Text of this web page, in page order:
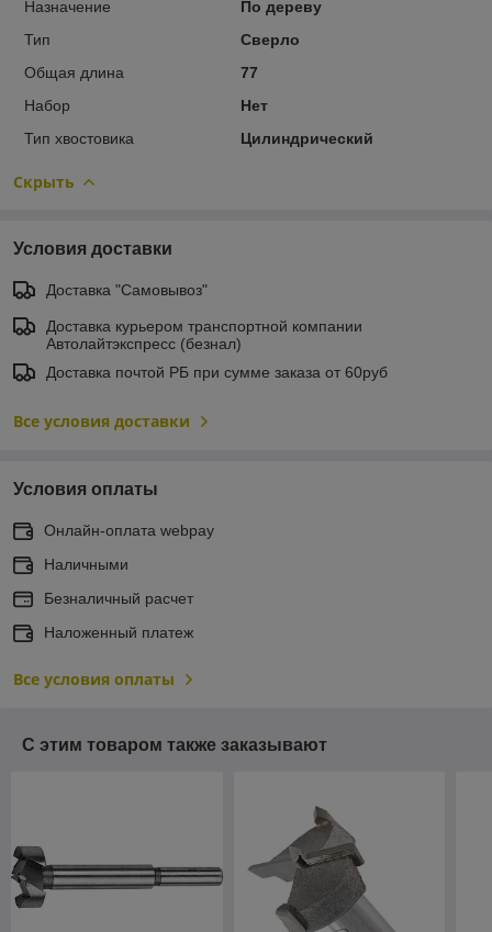
Назначение
По дереву
Тип
Сверло
Общая длина
77
Набор
Нет
Тип хвостовика
Цилиндрический
Скрыть
Условия доставки
Доставка "Самовывоз"
Доставка курьером транспортной компании
Автолайтэкспресс (безнал)
Доставка почтой РБ при сумме заказа от 60руб
Все условия доставки
Условия оплаты
Онлайн-оплата webpay
Наличными
Безналичный расчет
Наложенный платеж
Все условия оплаты
С этим товаром также заказывают